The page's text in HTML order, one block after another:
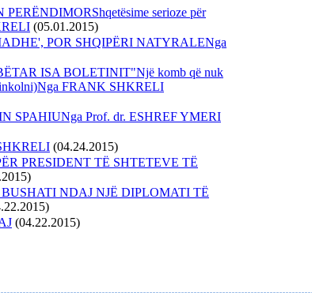
serioze për
(05.01.2015)
POR SHQIPËRI NATYRALENga
ISA BOLETINIT"Një komb që nuk
FRANK SHKRELI
SPAHIUNga Prof. dr. ESHREF YMERI
(04.24.2015)
PRESIDENT TË SHTETEVE TË
NDAJ NJË DIPLOMATI TË
(04.22.2015)